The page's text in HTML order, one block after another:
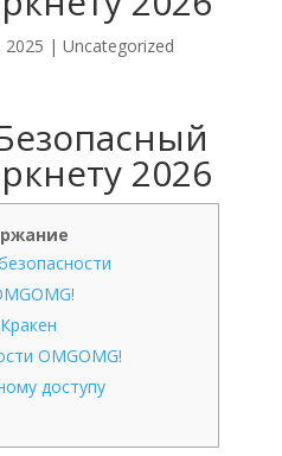
2025 | Uncategorized
2026
OMGOMG!
доступу